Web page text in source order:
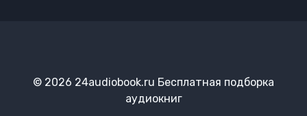
© 2026 24audiobook.ru Бесплатная подборка
аудиокниг